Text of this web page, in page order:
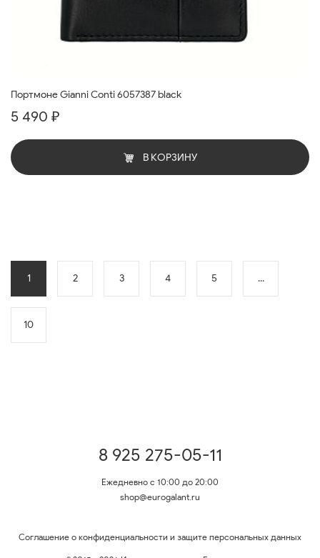
Портмоне Gianni Conti 6057387 black
5 490 ₽
В КОРЗИНУ
1 2 3 4 5 ...
10
8 925 275-05-11
Ежедневно с 10:00 до 20:00
shop@eurogalant.ru
Соглашение о конфиденциальности и защите персональных данных